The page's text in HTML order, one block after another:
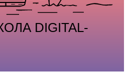
DIGITAL-